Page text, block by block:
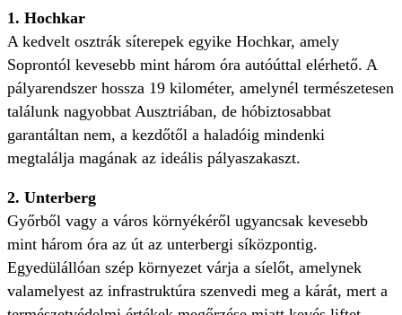
1. Hochkar
A kedvelt osztrák síterepek egyike Hochkar, amely
Soprontól kevesebb mint három óra autóúttal elérhető. A
pályarendszer hossza 19 kilométer, amelynél természetesen
találunk nagyobbat Ausztriában, de hóbiztosabbat
garantáltan nem, a kezdőtől a haladóig mindenki
megtalálja magának az ideális pályaszakaszt.
2. Unterberg
Győrből vagy a város környékéről ugyancsak kevesebb
mint három óra az út az unterbergi síközpontig.
Egyedülállóan szép környezet várja a síelőt, amelynek
valamelyest az infrastruktúra szenvedi meg a kárát, mert a